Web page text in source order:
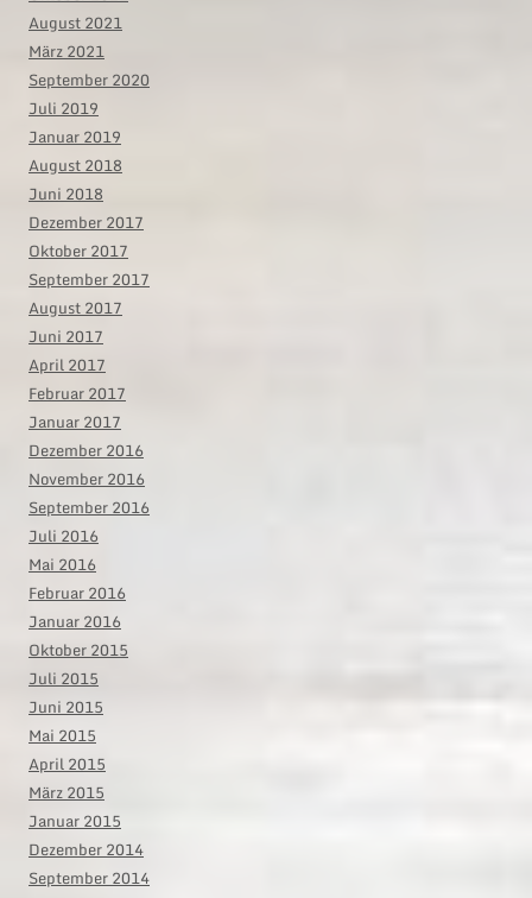
August 2021
März 2021
September 2020
Juli 2019
Januar 2019
August 2018
Juni 2018
Dezember 2017
Oktober 2017
September 2017
August 2017
Juni 2017
April 2017
Februar 2017
Januar 2017
Dezember 2016
November 2016
September 2016
Juli 2016
Mai 2016
Februar 2016
Januar 2016
Oktober 2015
Juli 2015
Juni 2015
Mai 2015
April 2015
März 2015
Januar 2015
Dezember 2014
September 2014